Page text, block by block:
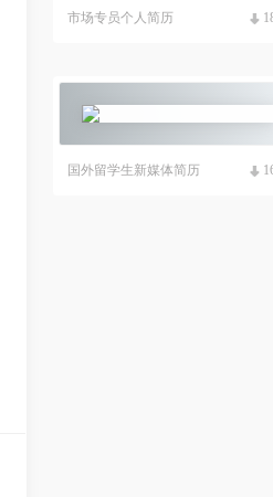
市场专员个人简历
国外留学生新媒体简历